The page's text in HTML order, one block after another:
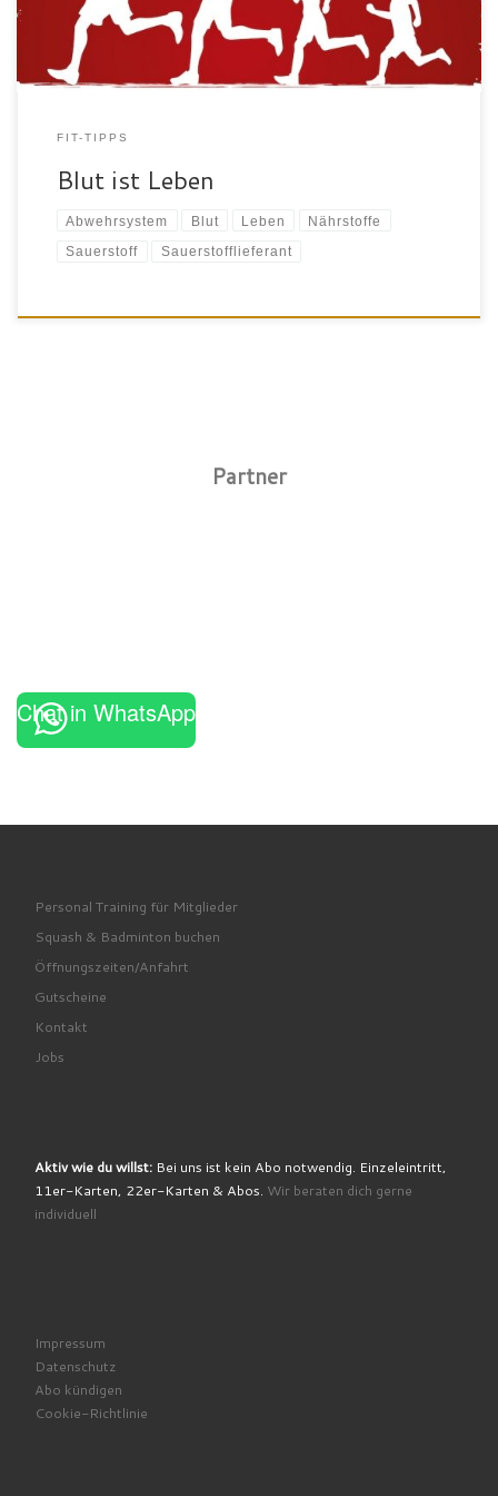
Schutzpolizisten des Abwehrsystems […]
FIT-TIPPS
Blut ist Leben
Abwehrsystem Blut Leben Nährstoffe
Sauerstoff Sauerstofflieferant
Partner
Chat in WhatsApp
Personal Training für Mitglieder
Squash & Badminton buchen
Öffnungszeiten/Anfahrt
Gutscheine
Kontakt
Jobs
Aktiv wie du willst: Bei uns ist kein Abo notwendig. Einzeleintritt,
11er-Karten, 22er-Karten & Abos. Wir beraten dich gerne
individuell
Impressum
Datenschutz
Abo kündigen
Cookie-Richtlinie